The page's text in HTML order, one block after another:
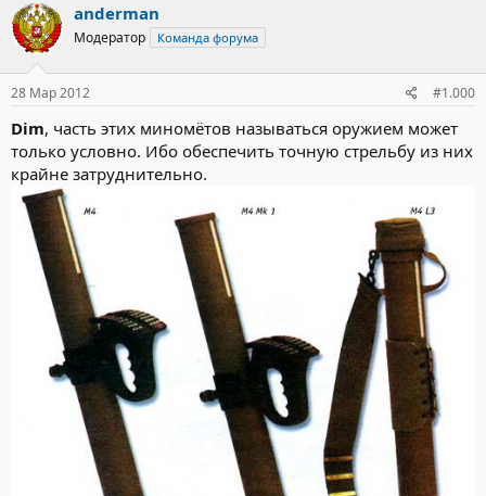
anderman
Модератор Команда форума
28 Мар 2012 #1.000
Dim, часть этих миномётов называться оружием может
только условно. Ибо обеспечить точную стрельбу из них
крайне затруднительно.